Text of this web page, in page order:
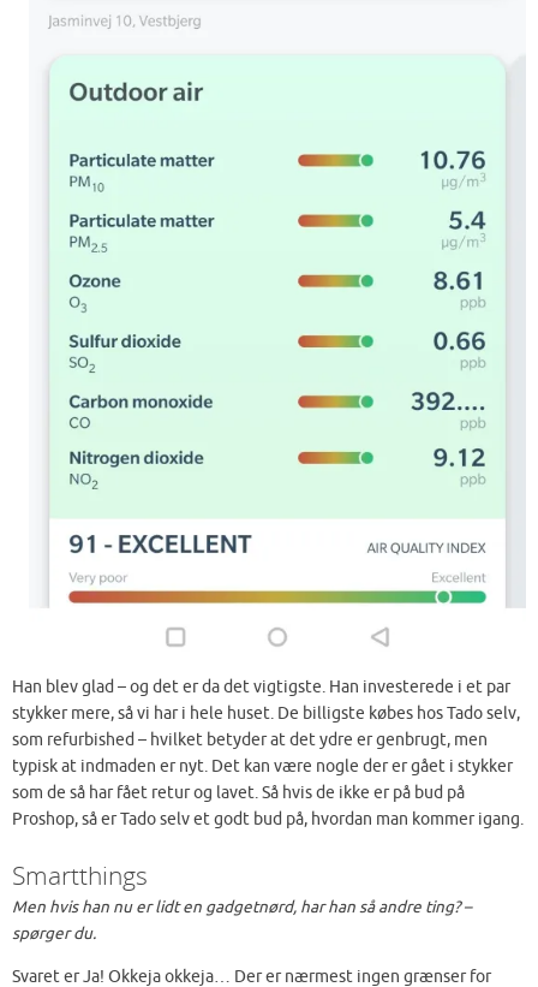
Han blev glad – og det er da det vigtigste. Han investerede i et par
stykker mere, så vi har i hele huset. De billigste købes hos Tado selv,
som refurbished – hvilket betyder at det ydre er genbrugt, men
typisk at indmaden er nyt. Det kan være nogle der er gået i stykker
som de så har fået retur og lavet. Så hvis de ikke er på bud på
Proshop, så er Tado selv et godt bud på, hvordan man kommer igang.
Smartthings
Men hvis han nu er lidt en gadgetnørd, har han så andre ting? –
spørger du.
Svaret er Ja! Okkeja okkeja… Der er nærmest ingen grænser for